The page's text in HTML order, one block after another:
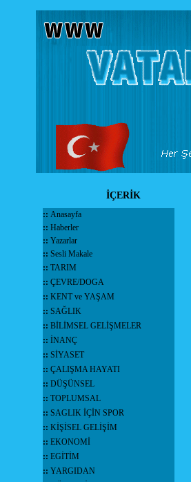
İÇERİK
:: Anasayfa
:: Haberler
:: Yazarlar
:: Sesli Makale
:: TARIM
:: ÇEVRE/DOGA
:: KENT ve YAŞAM
:: SAĞLIK
:: BİLİMSEL GELİŞMELER
:: İNANÇ
:: SİYASET
:: ÇALIŞMA HAYATI
:: DÜŞÜNSEL
:: TOPLUMSAL
:: SAGLIK İÇİN SPOR
:: KİŞİSEL GELİŞİM
:: EKONOMİ
:: EGİTİM
:: YARGIDAN